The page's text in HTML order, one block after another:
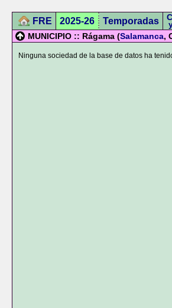
FRE 2025-26 Temporadas
MUNICIPIO :: Rágama (Salamanca,
Ninguna sociedad de la base de datos ha